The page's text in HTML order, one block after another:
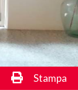
Stampa